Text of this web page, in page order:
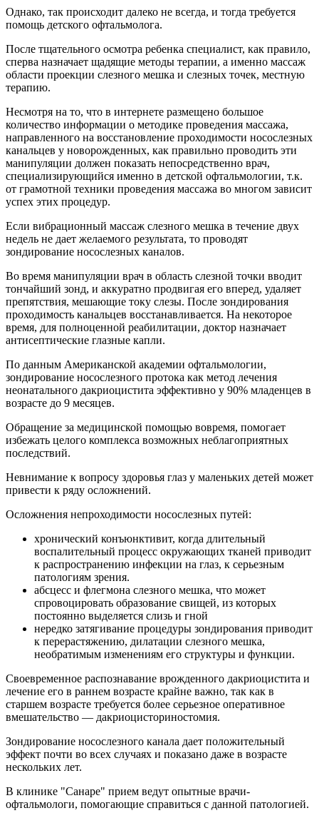
Однако, так происходит далеко не всегда, и тогда требуется
помощь детского офтальмолога.
После тщательного осмотра ребенка специалист, как правило,
сперва назначает щадящие методы терапии, а именно массаж
области проекции слезного мешка и слезных точек, местную
терапию.
Несмотря на то, что в интернете размещено большое
количество информации о методике проведения массажа,
направленного на восстановление проходимости носослезных
канальцев у новорожденных, как правильно проводить эти
манипуляции должен показать непосредственно врач,
специализирующийся именно в детской офтальмологии, т.к.
от грамотной техники проведения массажа во многом зависит
успех этих процедур.
Если вибрационный массаж слезного мешка в течение двух
недель не дает желаемого результата, то проводят
зондирование носослезных каналов.
Во время манипуляции врач в область слезной точки вводит
тончайший зонд, и аккуратно продвигая его вперед, удаляет
препятствия, мешающие току слезы. После зондирования
проходимость канальцев восстанавливается. На некоторое
время, для полноценной реабилитации, доктор назначает
антисептические глазные капли.
По данным Американской академии офтальмологии,
зондирование носослезного протока как метод лечения
неонатального дакриоцистита эффективно у 90% младенцев в
возрасте до 9 месяцев.
Обращение за медицинской помощью вовремя, помогает
избежать целого комплекса возможных неблагоприятных
последствий.
Невнимание к вопросу здоровья глаз у маленьких детей может
привести к ряду осложнений.
Осложнения непроходимости носослезных путей:
хронический конъюнктивит, когда длительный
воспалительный процесс окружающих тканей приводит
к распространению инфекции на глаз, к серьезным
патологиям зрения.
абсцесс и флегмона слезного мешка, что может
спровоцировать образование свищей, из которых
постоянно выделяется слизь и гной
нередко затягивание процедуры зондирования приводит
к перерастяжению, дилатации слезного мешка,
необратимым изменениям его структуры и функции.
Своевременное распознавание врожденного дакриоцистита и
лечение его в раннем возрасте крайне важно, так как в
старшем возрасте требуется более серьезное оперативное
вмешательство — дакриоцисториностомия.
Зондирование носослезного канала дает положительный
эффект почти во всех случаях и показано даже в возрасте
нескольких лет.
В клинике "Санаре" прием ведут опытные врачи-
офтальмологи, помогающие справиться с данной патологией.